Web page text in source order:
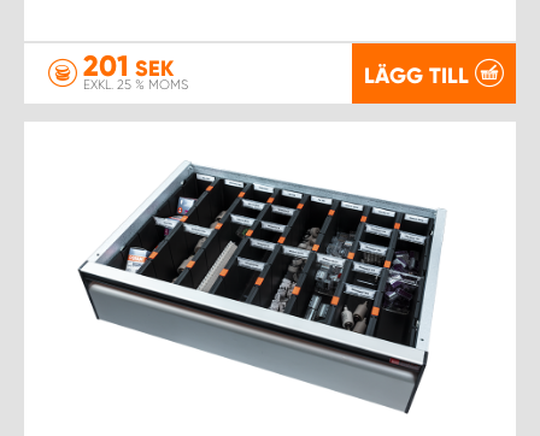
201 SEK
EXKL. 25 % MOMS LÄGG TILL